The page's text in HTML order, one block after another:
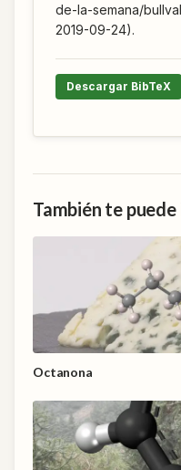
de-la-semana/
2019-09-24).
Descargar BibTeX
También te
Octanona